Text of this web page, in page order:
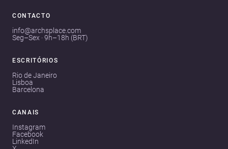
CONTACTO
info@archsplace.com
Seg–Sex · 9h–18h (BRT)
ESCRITÓRIOS
Rio de Janeiro
Lisboa
Barcelona
CANAIS
Instagram
Facebook
LinkedIn